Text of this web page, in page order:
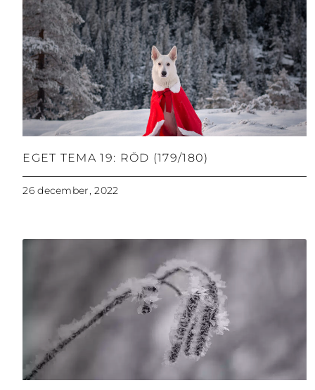
EGET TEMA 19: RÖD (179/180)
26 december, 2022